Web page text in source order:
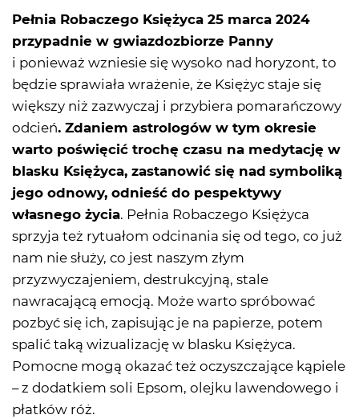
Pełnia Robaczego Księżyca 25 marca 2024
przypadnie w gwiazdozbiorze Panny
i ponieważ wzniesie się wysoko nad horyzont, to
będzie sprawiała wrażenie, że Księżyc staje się
większy niż zazwyczaj i przybiera pomarańczowy
odcień. Zdaniem astrologów w tym okresie
warto poświęcić trochę czasu na medytację w
blasku Księżyca, zastanowić się nad symboliką
jego odnowy, odnieść do pespektywy
własnego życia. Pełnia Robaczego Księżyca
sprzyja też rytuałom odcinania się od tego, co już
nam nie służy, co jest naszym złym
przyzwyczajeniem, destrukcyjną, stale
nawracającą emocją. Może warto spróbować
pozbyć się ich, zapisując je na papierze, potem
spalić taką wizualizację w blasku Księżyca.
Pomocne mogą okazać też oczyszczające kąpiele
– z dodatkiem soli Epsom, olejku lawendowego i
płatków róż.